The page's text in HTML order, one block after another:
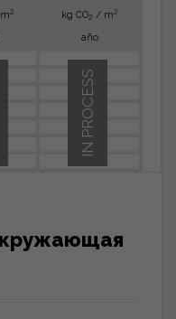
2
kg CO2 / m2
año
IN PROCESS